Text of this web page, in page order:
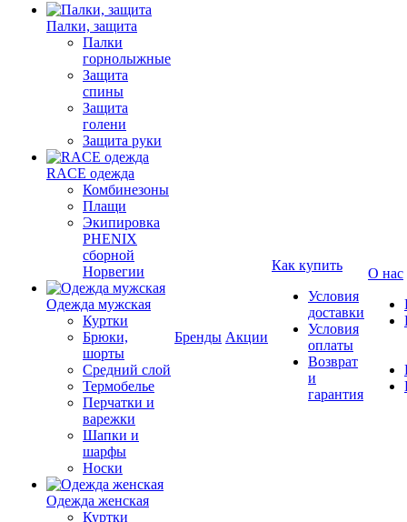
Палки, защита
Палки
горнолыжные
Защита
спины
Защита
голени
Защита руки
RACE одежда
Комбинезоны
Плащи
Экипировка
PHENIX
сборной
Норвегии
Одежда мужская
Куртки
Брюки,
шорты
Средний слой
Термобелье
Перчатки и
варежки
Шапки и
шарфы
Носки
Одежда женская
Куртки
Бренды Акции
Как купить
Условия
доставки
Условия
оплаты
Возврат
и
гарантия
О нас